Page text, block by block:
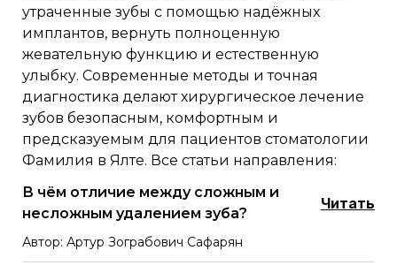
утраченные зубы с помощью надёжных
имплантов, вернуть полноценную
жевательную функцию и естественную
улыбку. Современные методы и точная
диагностика делают хирургическое лечение
зубов безопасным, комфортным и
предсказуемым для пациентов стоматологии
Фамилия в Ялте. Все статьи направления:
В чём отличие между сложным и
несложным удалением зуба?
Читать
Автор: Артур Зограбович Сафарян